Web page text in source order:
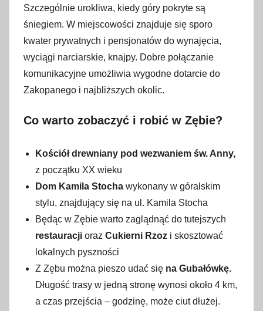
Szczególnie urokliwa, kiedy góry pokryte są
śniegiem. W miejscowości znajduje się sporo
kwater prywatnych i pensjonatów do wynajęcia,
wyciągi narciarskie, knajpy. Dobre połączanie
komunikacyjne umożliwia wygodne dotarcie do
Zakopanego i najbliższych okolic.
Co warto zobaczyć i robić w Zębie?
Kościół drewniany pod wezwaniem św. Anny,
z początku XX wieku
Dom Kamila Stocha wykonany w góralskim
stylu, znajdujący się na ul. Kamila Stocha
Będąc w Zębie warto zaglądnąć do tutejszych
restauracji oraz Cukierni Rzoz i skosztować
lokalnych pyszności
Z Zębu można pieszo udać się na Gubałówkę.
Długość trasy w jedną stronę wynosi około 4 km,
a czas przejścia – godzinę, może ciut dłużej.